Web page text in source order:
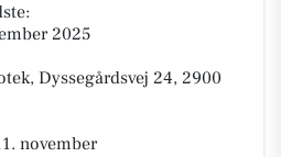
2025
Dyssegårdsvej 24, 2900
november